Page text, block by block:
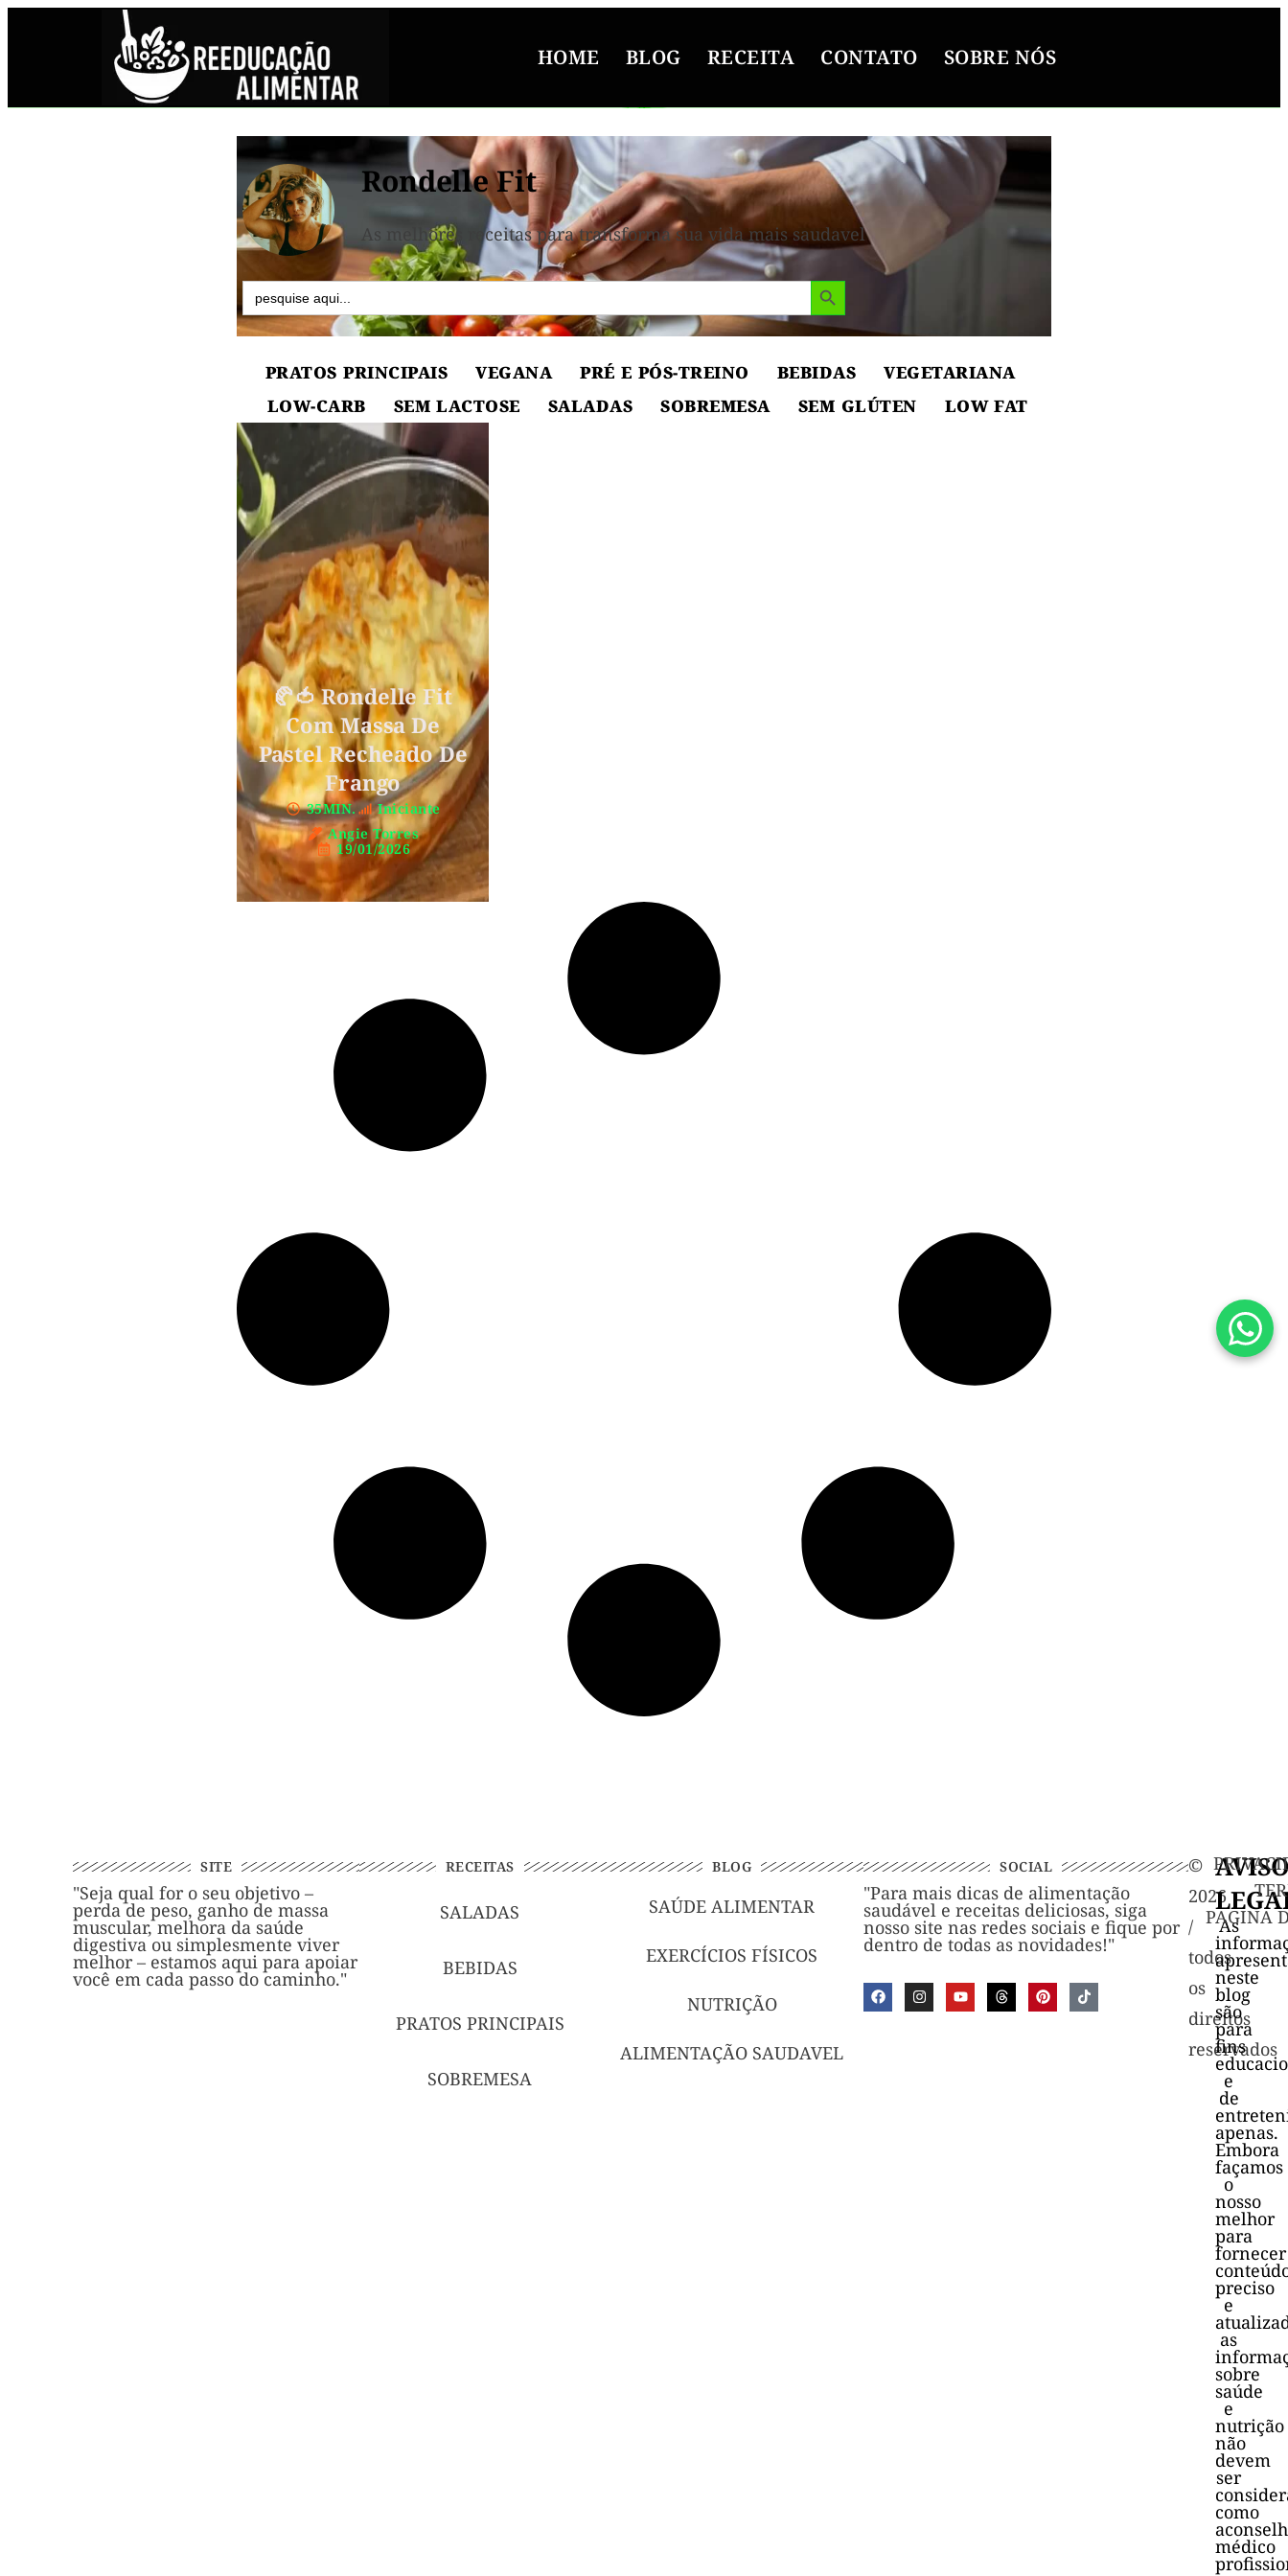
HOME BLOG RECEITA CONTATO SOBRE NÓS
Rondelle Fit
As melhores receitas para transforma sua vida mais saudavel
Search
for:
Search Button
PRATOS PRINCIPAIS VEGANA PRÉ E PÓS-TREINO BEBIDAS
VEGETARIANA
LOW-CARB
SEM LACTOSE SALADAS SOBREMESA SEM GLÚTEN LOW FAT
🥐🍅 Rondelle Fit
Com Massa De
Pastel Recheado De
Frango
35MIN.
Iniciante
Angie Torres
19/01/2026
SITE
"Seja qual for o seu objetivo –
perda de peso, ganho de massa
muscular, melhora da saúde
digestiva ou simplesmente viver
melhor – estamos aqui para apoiar
você em cada passo do caminho."
RECEITAS
SALADAS
BEBIDAS
PRATOS PRINCIPAIS
SOBREMESA
BLOG
SAÚDE ALIMENTAR
EXERCÍCIOS FÍSICOS
NUTRIÇÃO
ALIMENTAÇÃO SAUDAVEL
SOCIAL
"Para mais dicas de alimentação
saudável e receitas deliciosas, siga
nosso site nas redes sociais e fique por
dentro de todas as novidades!"
©️
2026
/
todos
os
direitos
reservados
PAGINA
As
neste
blog
são
para
fins
e
de
apenas.
Embora
façamos
o
nosso
melhor
para
fornecer
preciso
e
as
sobre
saúde
e
nutrição
não
devem
ser
como
médico